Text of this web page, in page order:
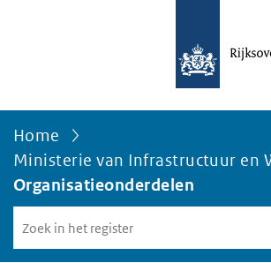
Home
Ministerie van Infrastructuur en
Organisatieonderdelen
in
het